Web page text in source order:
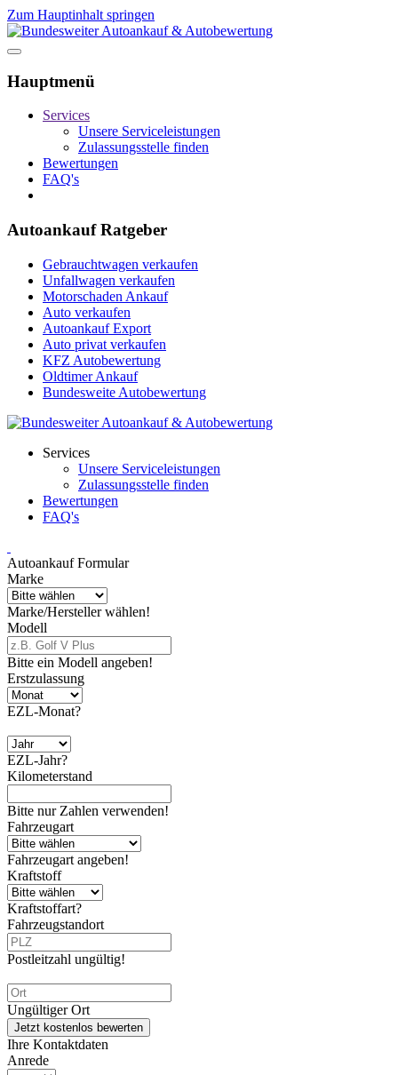
Zum Hauptinhalt springen
Hauptmenü
Services
Unsere Serviceleistungen
Zulassungsstelle finden
Bewertungen
FAQ's
Autoankauf Ratgeber
Gebrauchtwagen verkaufen
Unfallwagen verkaufen
Motorschaden Ankauf
Auto verkaufen
Autoankauf Export
Auto privat verkaufen
KFZ Autobewertung
Oldtimer Ankauf
Bundesweite Autobewertung
Services
Unsere Serviceleistungen
Zulassungsstelle finden
Bewertungen
FAQ's
Autoankauf Formular
Marke
Marke/Hersteller wählen!
Modell
Bitte ein Modell angeben!
Erstzulassung
EZL-Monat?
EZL-Jahr?
Kilometerstand
Bitte nur Zahlen verwenden!
Fahrzeugart
Fahrzeugart angeben!
Kraftstoff
Kraftstoffart?
Fahrzeugstandort
Postleitzahl ungültig!
Ungültiger Ort
Jetzt kostenlos bewerten
Ihre Kontaktdaten
Anrede